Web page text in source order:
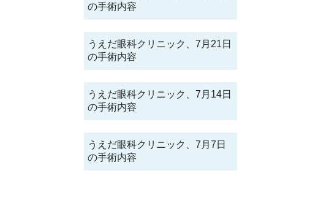
の手術内容
うえだ眼科クリニック、7月21日
の手術内容
うえだ眼科クリニック、7月14日
の手術内容
うえだ眼科クリニック、7月7日
の手術内容